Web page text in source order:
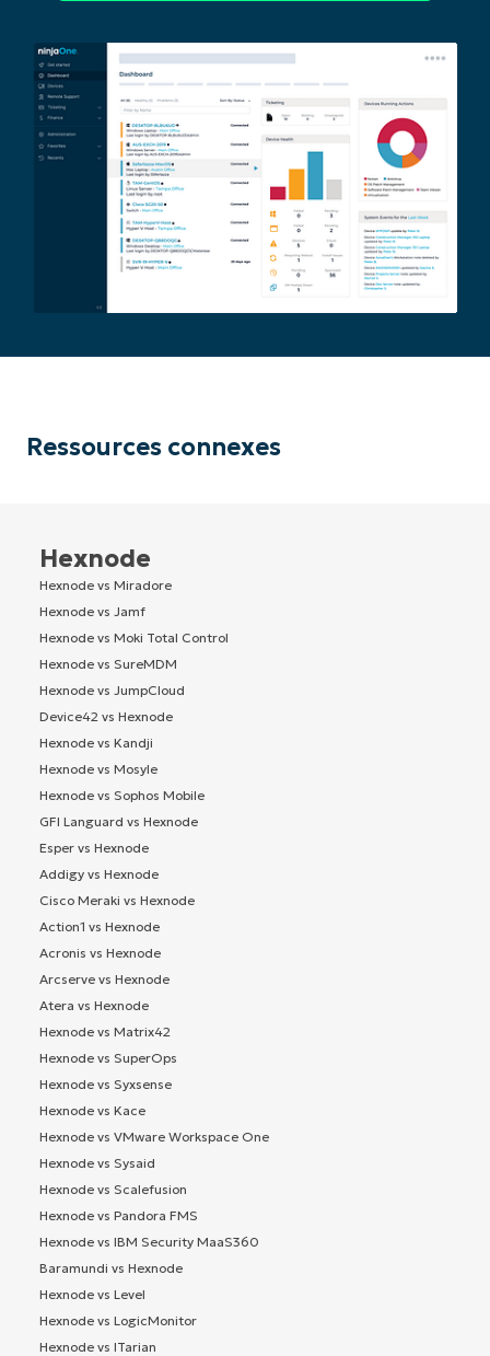
Ressources connexes
Hexnode
Hexnode vs Miradore
Hexnode vs Jamf
Hexnode vs Moki Total Control
Hexnode vs SureMDM
Hexnode vs JumpCloud
Device42 vs Hexnode
Hexnode vs Kandji
Hexnode vs Mosyle
Hexnode vs Sophos Mobile
GFI Languard vs Hexnode
Esper vs Hexnode
Addigy vs Hexnode
Cisco Meraki vs Hexnode
Action1 vs Hexnode
Acronis vs Hexnode
Arcserve vs Hexnode
Atera vs Hexnode
Hexnode vs Matrix42
Hexnode vs SuperOps
Hexnode vs Syxsense
Hexnode vs Kace
Hexnode vs VMware Workspace One
Hexnode vs Sysaid
Hexnode vs Scalefusion
Hexnode vs Pandora FMS
Hexnode vs IBM Security MaaS360
Baramundi vs Hexnode
Hexnode vs Level
Hexnode vs LogicMonitor
Hexnode vs ITarian